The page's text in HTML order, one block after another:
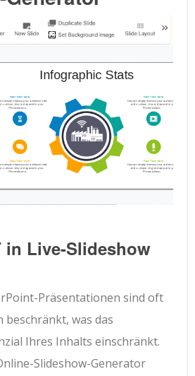
in Live-Slideshow
Präsentationen sind oft
beschränkt, was das
Ihres Inhalts einschränkt.
Slideshow-Generator